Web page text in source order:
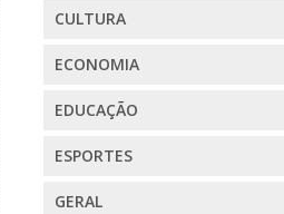
CULTURA
ECONOMIA
EDUCAÇÃO
ESPORTES
GERAL